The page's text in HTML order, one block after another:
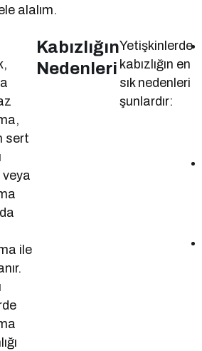
alalım.
sert
veya
ile
Kabızlığın
Nedenleri
Yetişkinlerde
kabızlığın en
sık nedenleri
şunlardır: